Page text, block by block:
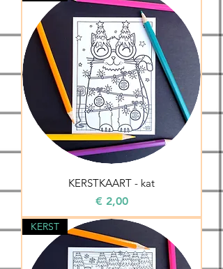
KERSTKAART - kat
Prijs
€ 2,00
KERST